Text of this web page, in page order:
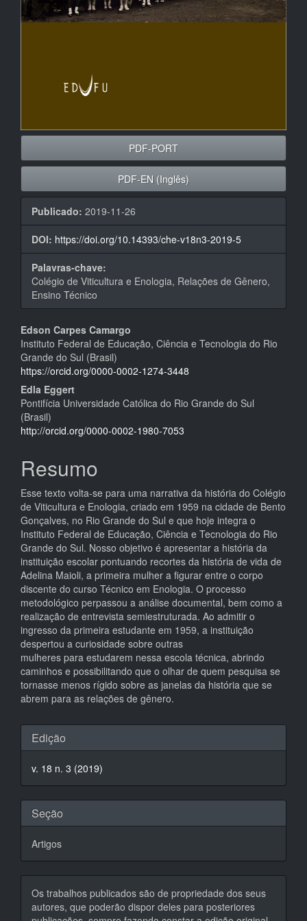
PDF-PORT
PDF-EN (Inglês)
Publicado: 2019-11-26
DOI: https://doi.org/10.14393/che-v18n3-2019-5
Palavras-chave:
Colégio de Viticultura e Enologia, Relações de Gênero,
Ensino Técnico
Conteúdo
do
artigo
principal
Edson Carpes Camargo
Instituto Federal de Educação, Ciência e Tecnologia do Rio
Grande do Sul (Brasil)
https://orcid.org/0000-0002-1274-3448
Edla Eggert
Pontifícia Universidade Católica do Rio Grande do Sul
(Brasil)
http://orcid.org/0000-0002-1980-7053
Resumo
Esse texto volta-se para uma narrativa da história do Colégio
de Viticultura e Enologia, criado em 1959 na cidade de Bento
Gonçalves, no Rio Grande do Sul e que hoje integra o
Instituto Federal de Educação, Ciência e Tecnologia do Rio
Grande do Sul. Nosso objetivo é apresentar a história da
instituição escolar pontuando recortes da história de vida de
Adelina Maioli, a primeira mulher a figurar entre o corpo
discente do curso Técnico em Enologia. O processo
metodológico perpassou a análise documental, bem como a
realização de entrevista semiestruturada. Ao admitir o
ingresso da primeira estudante em 1959, a instituição
despertou a curiosidade sobre outras
mulheres para estudarem nessa escola técnica, abrindo
caminhos e possibilitando que o olhar de quem pesquisa se
tornasse menos rígido sobre as janelas da história que se
abrem para as relações de gênero.
Detalhes
do
artigo
Edição
v. 18 n. 3 (2019)
Seção
Artigos
Os trabalhos publicados são de propriedade dos seus
autores, que poderão dispor deles para posteriores